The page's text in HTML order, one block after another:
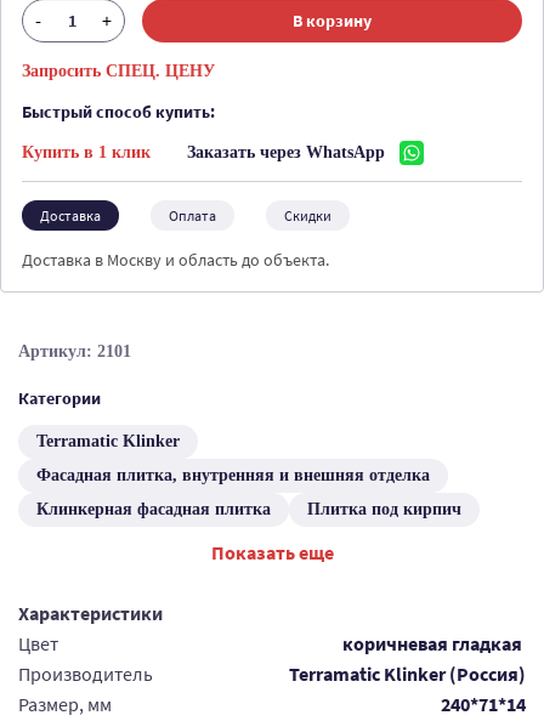
Артикул: 2101
Категории
Terramatic Klinker
Фасадная плитка, внутренняя и внешняя отделка
Клинкерная фасадная плитка
Плитка под кирпич
Показать еще
Характеристики
Цвет
коричневая гладкая
Производитель
Terramatic Klinker (Россия)
Размер, мм
240*71*14
- + В корзину
Запросить СПЕЦ. ЦЕНУ
Быстрый способ купить:
Купить в 1 клик Заказать через WhatsApp
Доставка Оплата Скидки
Доставка в Москву и область до объекта.